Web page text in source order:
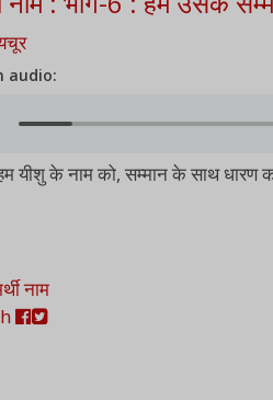
audio:
यीशु के नाम को, सम्मान के साथ धारण
नाम